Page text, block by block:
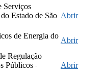
Serviços
Estado de São Abrir
de Energia do
Abrir
Regulação
Públicos -
Abrir